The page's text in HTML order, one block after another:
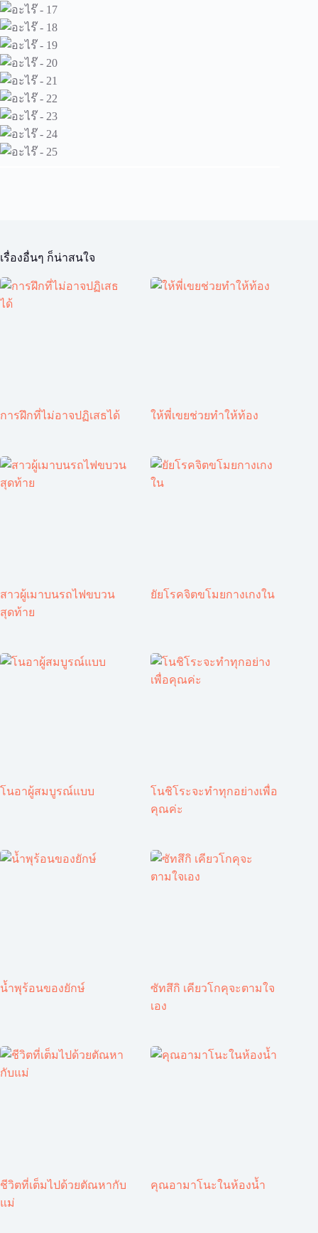
เรื่องอื่นๆ ก็น่าสนใจ
การฝึกที่ไม่อาจปฏิเสธได้ ให้พี่เขยช่วยทำให้ท้อง
สาวผู้เมาบนรถไฟขบวน
สุดท้าย
ยัยโรคจิตขโมยกางเกงใน
โนอาผู้สมบูรณ์แบบ
โนชิโระจะทำทุกอย่างเพื่อ
คุณค่ะ
น้ำพุร้อนของยักษ์
ซัทสึกิ เคียวโกคุจะตามใจ
เอง
ชีวิตที่เต็มไปด้วยตัณหากับ
แม่
คุณอามาโนะในห้องน้ำ